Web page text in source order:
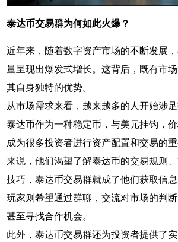
泰达币交易群为何如此火爆？
近年来，随着数字资产市场的不断发展
量呈现出爆发式增长。这背后，既有市
其自身独特的优势。
从市场需求来看，越来越多的人开始涉
泰达币作为一种稳定币，与美元挂钩，价
成为很多投资者进行资产配置和交易的
来说，他们渴望了解泰达币的交易规则
技巧，泰达币交易群就成了他们获取信
玩家则希望通过群聊，交流对市场的判断
甚至寻找合作机会。
此外，泰达币交易群还为投资者提供了